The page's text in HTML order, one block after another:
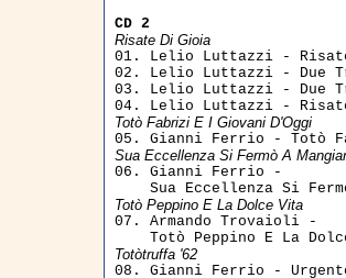
CD 2
Risate Di Gioia
01. Lelio Luttazzi -
02. Lelio Luttazzi - Due
03. Lelio Luttazzi - Due
Totò Fabrizi E I Giovani D'Oggi
Sua Eccellenza Si Fermò A
06. Gianni Ferrio -
Totò Peppino E La Dolce Vita
07. Armando Trovaioli -
Totòtruffa '62